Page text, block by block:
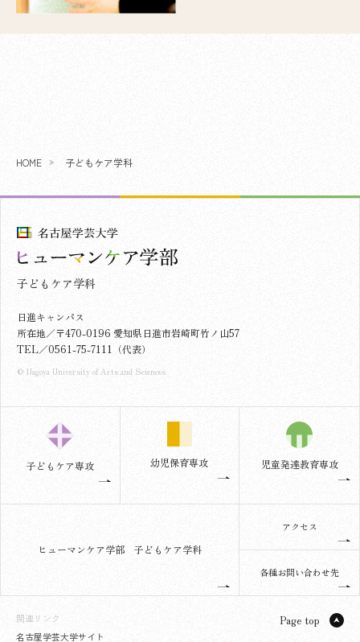
HOME 子どもケア学科
子どもケア学科
日進キャンパス
所在地／〒470-0196 愛知県日進市岩崎町竹ノ山57
TEL／0561-75-7111（代表）
© Nagoya University of Arts and Sciences
子どもケア専攻 幼児保育専攻 児童発達教育専攻
ヒューマンケア学部 子どもケア学科
アクセス
各種お問い合わせ先
関連リンク
名古屋学芸大学サイト
Page top